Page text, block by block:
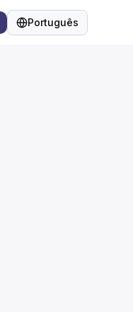
Português
Idioma